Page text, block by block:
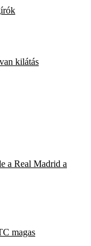
kilátás
a Real Madrid a
magas